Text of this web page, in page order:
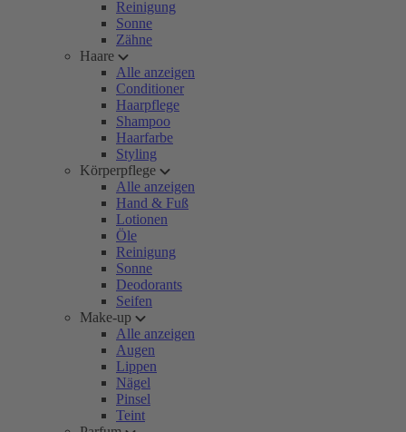
Reinigung
Sonne
Zähne
Haare
Alle anzeigen
Conditioner
Haarpflege
Shampoo
Haarfarbe
Styling
Körperpflege
Alle anzeigen
Hand & Fuß
Lotionen
Öle
Reinigung
Sonne
Deodorants
Seifen
Make-up
Alle anzeigen
Augen
Lippen
Nägel
Pinsel
Teint